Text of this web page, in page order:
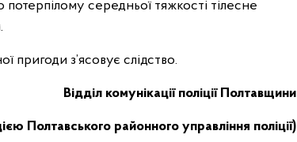
середньої тяжкості тілесне
з’ясовує слідство.
Відділ комунікації поліції Полтавщини
Полтавського районного управління поліції)